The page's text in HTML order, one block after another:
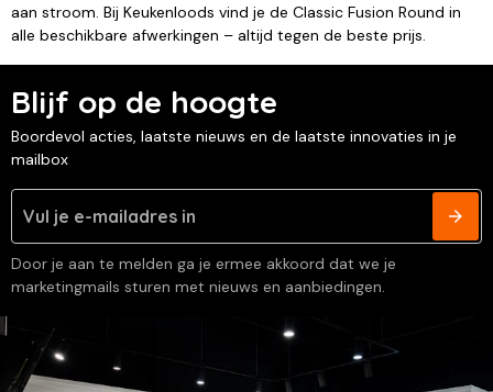
aan stroom. Bij Keukenloods vind je de Classic Fusion Round in
alle beschikbare afwerkingen – altijd tegen de beste prijs.
Blijf op de hoogte
Boordevol acties, laatste nieuws en de laatste innovaties in je
mailbox
Door je aan te melden ga je ermee akkoord dat we je
marketingmails sturen met nieuws en aanbiedingen.